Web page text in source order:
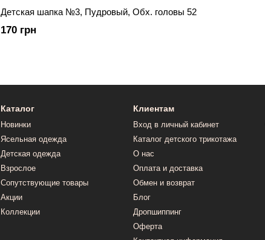
Детская шапка №3, Пудровый, Обх. головы 52
170 грн
Каталог
Новинки
Ясельная одежда
Детская одежда
Взрослое
Сопутствующие товары
Акции
Коллекции
Клиентам
Вход в личный кабинет
Каталог детского трикотажа
О нас
Оплата и доставка
Обмен и возврат
Блог
Дропшиппинг
Оферта